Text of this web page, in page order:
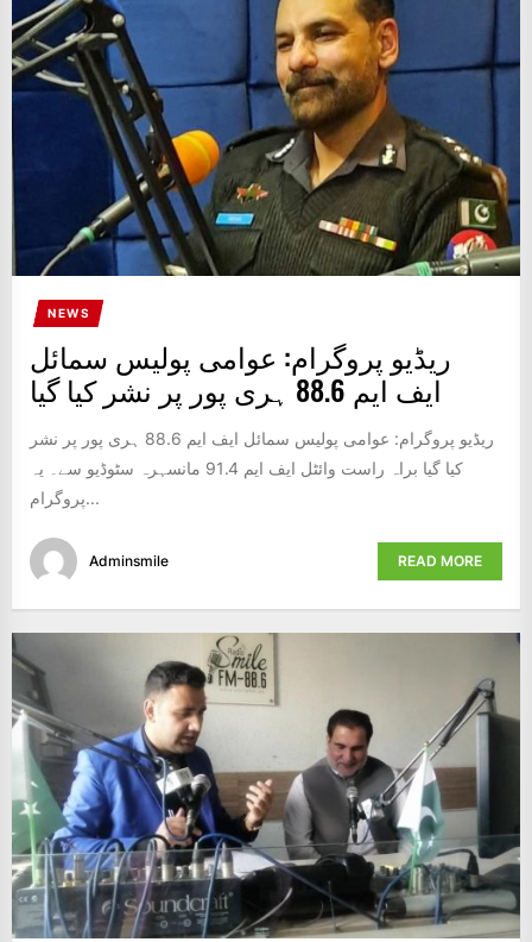
BROADCASTS
NEWS
UPDATE,
CURRENT
AFFAIRS
&
ENTERTAINMENT
SHOWS
NEWS
ریڈیو پروگرام: عوامی پولیس سمائل
ایف ایم 88.6 ہری پور پر نشر کیا گیا
ریڈیو پروگرام: عوامی پولیس سمائل ایف ایم 88.6 ہری پور پر نشر
کیا گیا براہ راست وائٹل ایف ایم 91.4 مانسہرہ سٹوڈیو سے۔ یہ
پروگرام...
Adminsmile READ MORE